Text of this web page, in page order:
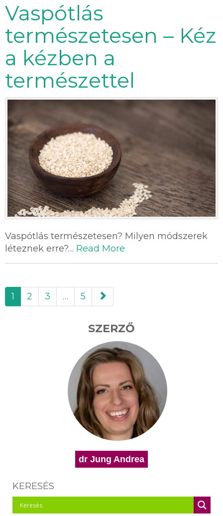
Vaspótlás
természetesen – Kéz
a kézben a
természettel
Vaspótlás természetesen? Milyen módszerek
léteznek erre?… Read More
paging-
navigation
1 2 3 … 5
SZERZŐ
dr Jung Andrea
KERESÉS